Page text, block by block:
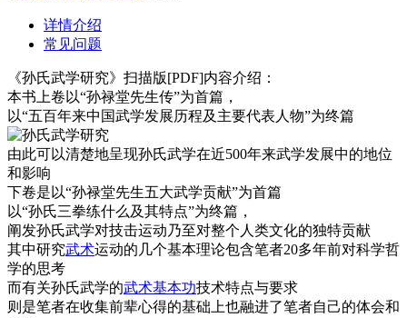
详情介绍
常见问题
《孙氏武学研究》扫描版[PDF]内容介绍：
本书上卷以“孙禄堂先生传”为首篇，
以“五百年来中国武学发展历程及主要代表人物”为终篇
由此可以清楚地呈现孙氏武学在近500年来武学发展中的地位
和影响
下卷是以“孙禄堂先生五大武学贡献”为首篇
以“孙氏三拳练什么及其特点”为终篇，
阐发孙氏武学对技击运动乃至对整个人类文化的独特贡献
其中研究武术运动的几个基本理论包含笔者20多年前对科学哲
学的思考
而有关孙氏武学的武术基本功技术特点与要求
则是笔者在收集前辈心得的基础上也融进了笔者自己的体会和